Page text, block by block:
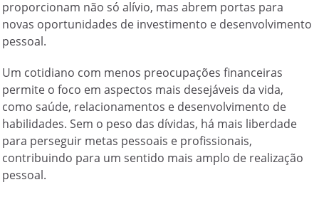
proporcionam não só alívio, mas abrem portas para
novas oportunidades de investimento e desenvolvimento
pessoal.
Um cotidiano com menos preocupações financeiras
permite o foco em aspectos mais desejáveis da vida,
como saúde, relacionamentos e desenvolvimento de
habilidades. Sem o peso das dívidas, há mais liberdade
para perseguir metas pessoais e profissionais,
contribuindo para um sentido mais amplo de realização
pessoal.